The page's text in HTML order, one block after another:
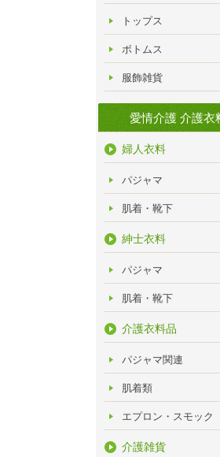
トップス
ボトムス
服飾雑貨
愛情介護 介護衣
婦人衣料
パジャマ
肌着・靴下
紳士衣料
パジャマ
肌着・靴下
介護衣料品
パジャマ関連
肌着類
エプロン・スモック
介護雑貨